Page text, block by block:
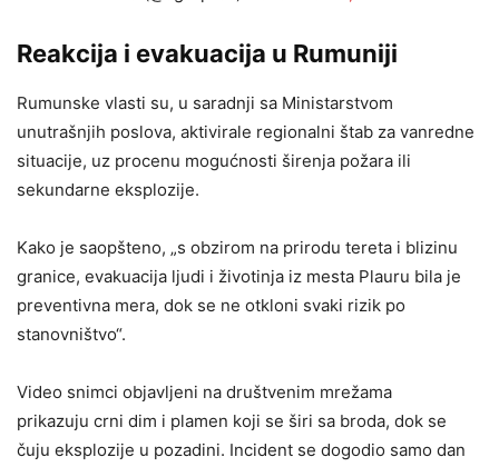
Reakcija i evakuacija u Rumuniji
Rumunske vlasti su, u saradnji sa Ministarstvom
unutrašnjih poslova, aktivirale regionalni štab za vanredne
situacije, uz procenu mogućnosti širenja požara ili
sekundarne eksplozije.
Kako je saopšteno, „s obzirom na prirodu tereta i blizinu
granice, evakuacija ljudi i životinja iz mesta Plauru bila je
preventivna mera, dok se ne otkloni svaki rizik po
stanovništvo“.
Video snimci objavljeni na društvenim mrežama
prikazuju crni dim i plamen koji se širi sa broda, dok se
čuju eksplozije u pozadini. Incident se dogodio samo dan